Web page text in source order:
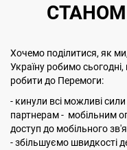
СТАНОМ
Хочемо поділитися, як
Україну робимо
робити до Перемоги:
- кинули всі можливі
партнерам - мобільним
доступ до мобільного
- збільшуємо швидкості